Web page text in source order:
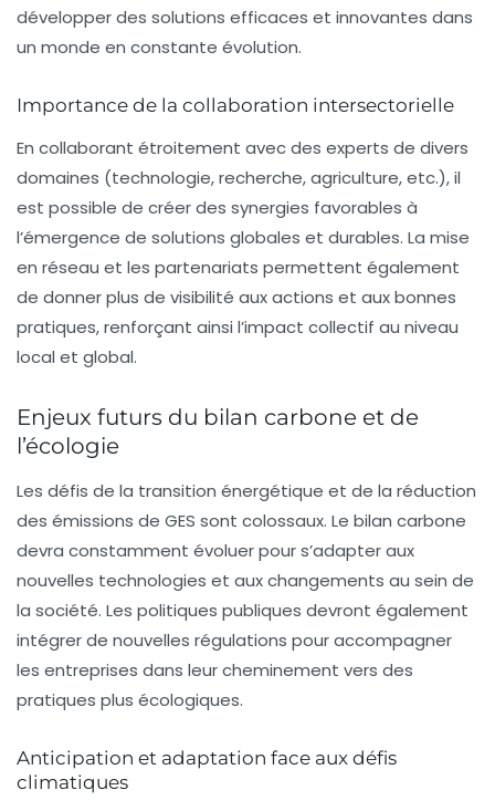
développer des solutions efficaces et innovantes dans
un monde en constante évolution.
Importance de la collaboration intersectorielle
En collaborant étroitement avec des experts de divers
domaines (technologie, recherche, agriculture, etc.), il
est possible de créer des synergies favorables à
l’émergence de solutions globales et durables. La mise
en réseau et les partenariats permettent également
de donner plus de visibilité aux actions et aux bonnes
pratiques, renforçant ainsi l’impact collectif au niveau
local et global.
Enjeux futurs du bilan carbone et de
l’écologie
Les défis de la transition énergétique et de la réduction
des émissions de GES sont colossaux. Le bilan carbone
devra constamment évoluer pour s’adapter aux
nouvelles technologies et aux changements au sein de
la société. Les politiques publiques devront également
intégrer de nouvelles régulations pour accompagner
les entreprises dans leur cheminement vers des
pratiques plus écologiques.
Anticipation et adaptation face aux défis
climatiques